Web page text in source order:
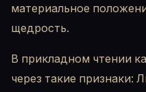
материальное
щедрость.
В прикладном чтении
через такие признаки: